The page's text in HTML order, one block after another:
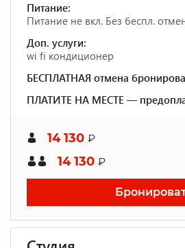
Питание:
Питание не вкл. Без беспл.
Доп. услуги:
wi fi кондиционер
БЕСПЛАТНАЯ отмена
ПЛАТИТЕ НА МЕСТЕ —
14 130 ₽
14 130 ₽